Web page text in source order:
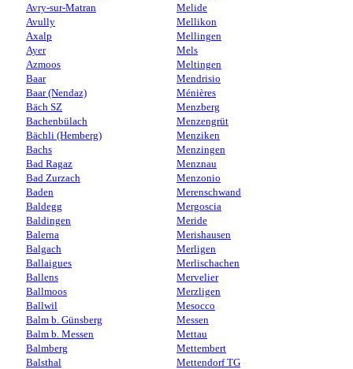
Avry-sur-Matran
Avully
Axalp
Ayer
Azmoos
Baar
Baar (Nendaz)
Bäch SZ
Bachenbülach
Bächli (Hemberg)
Bachs
Bad Ragaz
Bad Zurzach
Baden
Baldegg
Baldingen
Balerna
Balgach
Ballaigues
Ballens
Ballmoos
Ballwil
Balm b. Günsberg
Balm b. Messen
Balmberg
Balsthal
Melide
Mellikon
Mellingen
Mels
Meltingen
Mendrisio
Ménières
Menzberg
Menzengrüt
Menziken
Menzingen
Menznau
Menzonio
Merenschwand
Mergoscia
Meride
Merishausen
Merligen
Merlischachen
Mervelier
Merzligen
Mesocco
Messen
Mettau
Mettembert
Mettendorf TG